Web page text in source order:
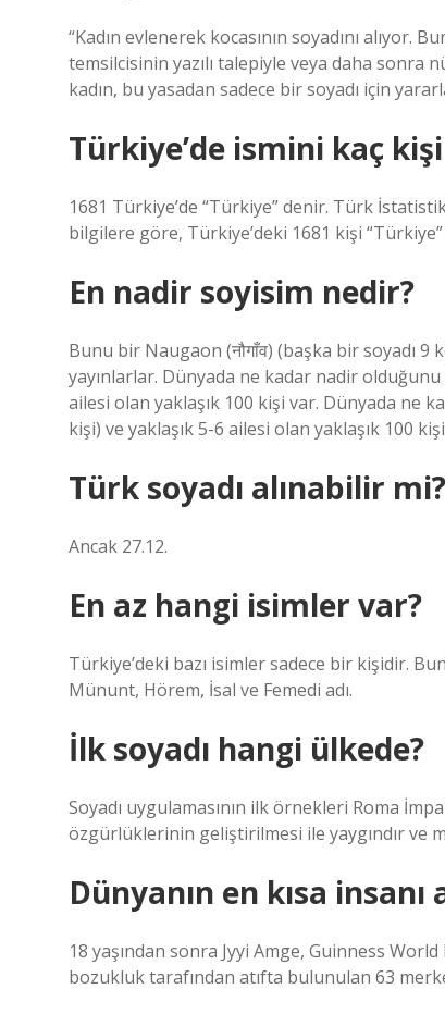
“Kadın evlenerek kocasının soyadını alıyor.
temsilcisinin yazılı talepiyle veya daha sonra
kadın, bu yasadan sadece bir soyadı için
Türkiye’de ismini kaç
1681 Türkiye’de “Türkiye” denir. Türk
bilgilere göre, Türkiye’deki 1681 kişi “Türkiye”
En nadir soyisim nedir?
Bunu bir Naugaon (नौगाँव) (başka bir soyadı 9
yayınlarlar. Dünyada ne kadar nadir
ailesi olan yaklaşık 100 kişi var. Dünyada ne
kişi) ve yaklaşık 5-6 ailesi olan yaklaşık 100
Türk soyadı alınabilir mi?
Ancak 27.12.
En az hangi isimler var?
Türkiye’deki bazı isimler sadece bir kişidir.
Münunt, Hörem, İsal ve Femedi adı.
İlk soyadı hangi ülkede?
Soyadı uygulamasının ilk örnekleri Roma
özgürlüklerinin geliştirilmesi ile yaygındır ve
Dünyanın en kısa insanı
18 yaşından sonra Jyyi Amge, Guinness
bozukluk tarafından atıfta bulunulan 63